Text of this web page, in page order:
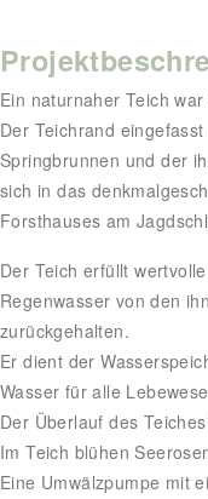
Ein naturnaher Teich
Der Teichrand
Springbrunnen und der
sich in das
Forsthauses am
Der Teich erfüllt
Regenwasser von den
zurückgehalten.
Er dient der
Wasser für alle
Der Überlauf des
Im Teich blühen
Eine Umwälzpumpe mit